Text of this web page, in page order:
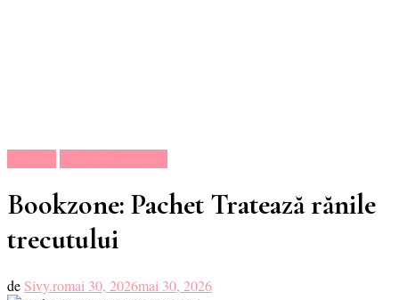
Bookzone: Pachet Tratează rănile
trecutului
de Sivy.romai 30, 2026mai 30, 2026